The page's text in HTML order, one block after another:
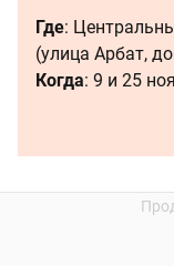
Где:
(улица Арбат,
Когда: 9 и 25